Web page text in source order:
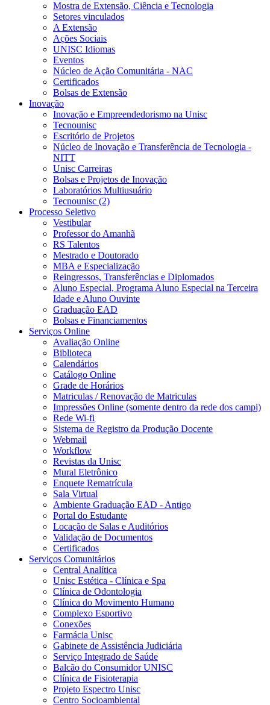
Mostra de Extensão, Ciência e Tecnologia
Setores vinculados
A Extensão
Ações Sociais
UNISC Idiomas
Eventos
Núcleo de Ação Comunitária - NAC
Certificados
Bolsas de Extensão
Inovação
Inovação e Empreendedorismo na Unisc
Tecnounisc
Escritório de Projetos
Núcleo de Inovação e Transferência de Tecnologia -
NITT
Unisc Carreiras
Bolsas e Projetos de Inovação
Laboratórios Multiusuário
Tecnounisc (2)
Processo Seletivo
Vestibular
Professor do Amanhã
RS Talentos
Mestrado e Doutorado
MBA e Especialização
Reingressos, Transferências e Diplomados
Aluno Especial, Programa Aluno Especial na Terceira
Idade e Aluno Ouvinte
Graduação EAD
Bolsas e Financiamentos
Serviços Online
Avaliação Online
Biblioteca
Calendários
Catálogo Online
Grade de Horários
Matriculas / Renovação de Matriculas
Impressões Online (somente dentro da rede dos campi)
Rede Wi-fi
Sistema de Registro da Produção Docente
Webmail
Workflow
Revistas da Unisc
Mural Eletrônico
Enquete Rematrícula
Sala Virtual
Ambiente Graduação EAD - Antigo
Portal do Estudante
Locação de Salas e Auditórios
Validação de Documentos
Certificados
Serviços Comunitários
Central Analítica
Unisc Estética - Clínica e Spa
Clínica de Odontologia
Clínica do Movimento Humano
Complexo Esportivo
Conexões
Farmácia Unisc
Gabinete de Assistência Judiciária
Serviço Integrado de Saúde
Balcão do Consumidor UNISC
Clínica de Fisioterapia
Projeto Espectro Unisc
Centro Socioambiental